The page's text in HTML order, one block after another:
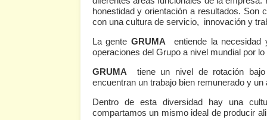
honestidad y orientación a resultados.
con una cultura de servicio, innovación y
La genteGRUMA
entiende la necesidad
operaciones del Grupo a nivel mundial por
GRUMA
tiene un nivel de rotación
encuentran un trabajo bien remunerado y
Dentro de esta diversidad hay una
compartamos un mismo ideal de producir